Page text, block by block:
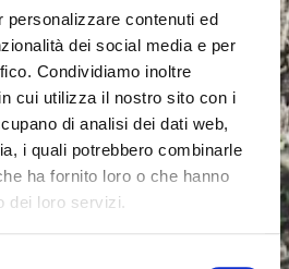
personalizzare contenuti ed
dei social media e per
Condividiamo inoltre
cui utilizza il nostro sito con i
di analisi dei dati web,
i quali potrebbero combinarle
ha fornito loro o che hanno
dei loro servizi.
Sie aus einem Schliessen